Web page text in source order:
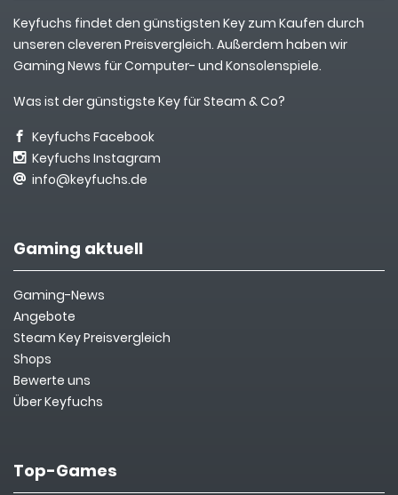
Keyfuchs findet den günstigsten Key zum Kaufen durch
unseren cleveren Preisvergleich. Außerdem haben wir
Gaming News für Computer- und Konsolenspiele.
Was ist der günstigste Key für Steam & Co?
Keyfuchs Facebook
Keyfuchs Instagram
info@keyfuchs.de
Gaming aktuell
Gaming-News
Angebote
Steam Key Preisvergleich
Shops
Bewerte uns
Über Keyfuchs
Top-Games